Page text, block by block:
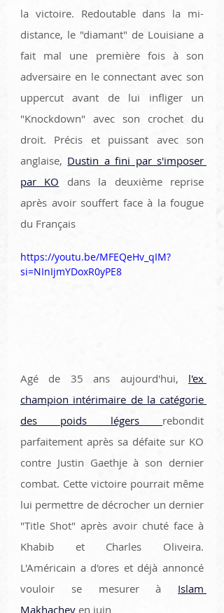
la victoire. Redoutable dans la mi-
distance, le "diamant" de Louisiane a
fait mal une première fois à son
adversaire en le connectant avec son
uppercut avant de lui infliger un
"Knockdown" avec son crochet du
droit. Précis et puissant avec son
anglaise, Dustin a fini par s'imposer
par KO dans la deuxième reprise
après avoir souffert face à la fougue
du Français
https://youtu.be/MFEQeHv_qIM?
si=NInIjmYDoxR0yPE8
Agé de 35 ans aujourd'hui, l'ex
champion intérimaire de la catégorie
des poids légers rebondit
parfaitement après sa défaite sur KO
contre Justin Gaethje à son dernier
combat. Cette victoire pourrait même
lui permettre de décrocher un dernier
"Title Shot" après avoir chuté face à
Khabib et Charles Oliveira.
L'Américain a d'ores et déjà annoncé
vouloir se mesurer à Islam
Makhachev en juin